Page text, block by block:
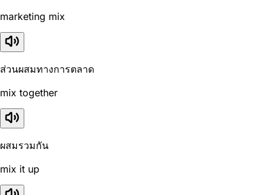
marketing mix
ส่วนผสมทางการตลาด
mix together
ผสมรวมกัน
mix it up